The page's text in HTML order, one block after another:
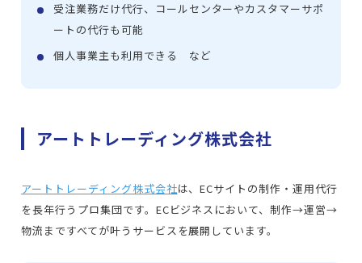
受注業務だけ代行、コールセンターやカスタマーサポ
ートの代行も可能
個人事業主も利用できる など
アートトレーディング株式会社
アートトレーディング株式会社は、ECサイトの制作・運用代行
を長年行うプロ集団です。ECビジネスにおいて、制作→運営→
物流まですべてが叶うサービスを展開しています。